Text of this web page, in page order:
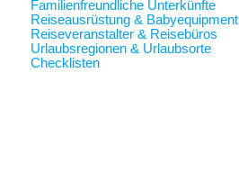
Familienfreundliche Unterkünfte
Reiseausrüstung & Babyequipment
Reiseveranstalter & Reisebüros
Urlaubsregionen & Urlaubsorte
Checklisten